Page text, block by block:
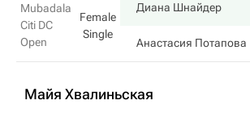
Mubadala
Citi DC
Open
Female
Single
Диана Шнайдер
Анастасия Потапова
Майя Хвалиньская